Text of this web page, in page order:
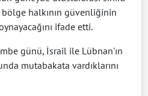
bölge halkının güvenliğinin
ifade etti.
günü, İsrail ile Lübnan'ın
mutabakata vardıklarını